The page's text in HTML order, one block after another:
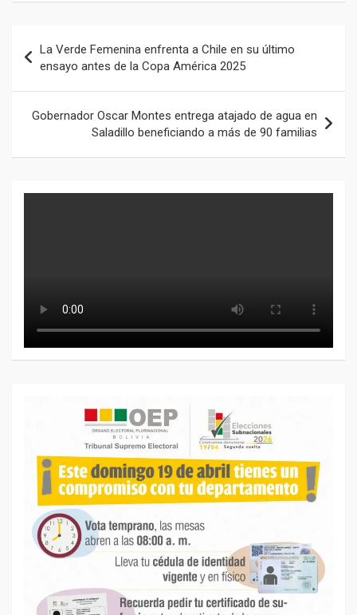
de
entradas
La Verde Femenina enfrenta a Chile en su último
ensayo antes de la Copa América 2025
Gobernador Oscar Montes entrega atajado de agua en
Saladillo beneficiando a más de 90 familias